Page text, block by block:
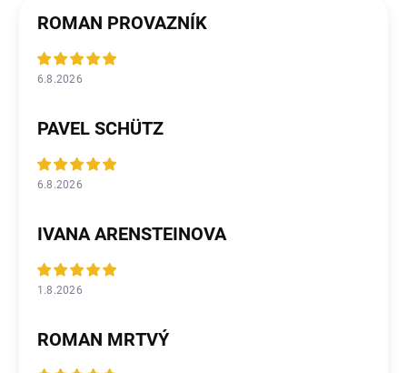
ROMAN PROVAZNÍK
6.8.2026
PAVEL SCHÜTZ
6.8.2026
IVANA ARENSTEINOVA
1.8.2026
ROMAN MRTVÝ